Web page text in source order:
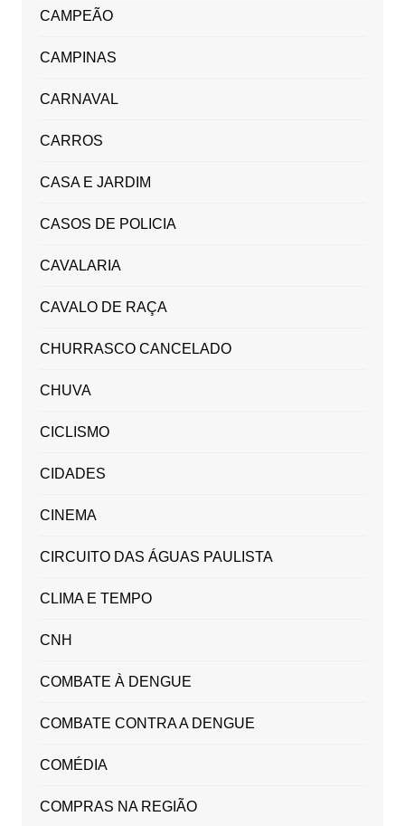
CAMPEÃO
CAMPINAS
CARNAVAL
CARROS
CASA E JARDIM
CASOS DE POLICIA
CAVALARIA
CAVALO DE RAÇA
CHURRASCO CANCELADO
CHUVA
CICLISMO
CIDADES
CINEMA
CIRCUITO DAS ÁGUAS PAULISTA
CLIMA E TEMPO
CNH
COMBATE À DENGUE
COMBATE CONTRA A DENGUE
COMÉDIA
COMPRAS NA REGIÃO